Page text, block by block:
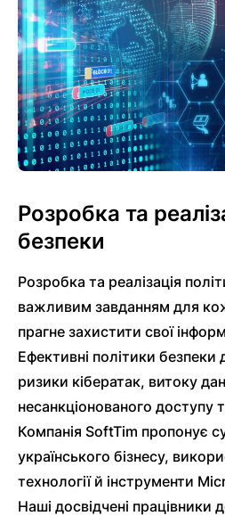
Розробка та
безпеки
Розробка та реалізація
важливим завданням для
прагне захистити свої
Ефективні політики
ризики кібератак, витоку
несанкціонованого доступу
Компанія SoftTim пропонує
українського бізнесу,
технології й інструменти
Наші досвідчені